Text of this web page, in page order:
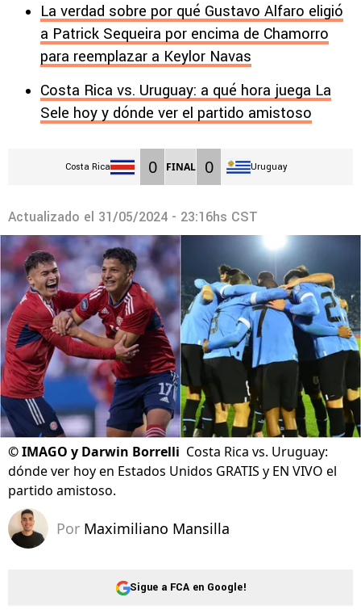
La verdad sobre por qué Gustavo Alfaro eligió
a Patrick Sequeira por encima de Chamorro
para reemplazar a Keylor Navas
Costa Rica vs. Uruguay: a qué hora juega La
Sele hoy y dónde ver el partido amistoso
Costa Rica 0 FINAL 0 Uruguay
Actualizado el 31/05/2024 - 23:16hs CST
©IMAGO y Darwin Borrelli Costa Rica vs. Uruguay:
dónde ver hoy en Estados Unidos GRATIS y EN VIVO el
partido amistoso.
Por Maximiliano Mansilla
Sigue a FCA en Google!